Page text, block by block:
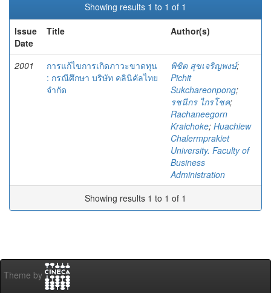
Showing results 1 to 1 of 1
Issue
Date
Title Author(s)
2001
การแก้ไขการเกิดภาวะขาดทุน
: กรณีศึกษา บริษัท คลินิคัลไทย
จำกัด
พิชิต สุขเจริญพงษ์;
Pichit
Sukchareonpong;
รชนีกร ไกรโชค;
Rachaneegorn
Kraichoke; Huachiew
Chalermprakiet
University. Faculty of
Business
Administration
Showing results 1 to 1 of 1
Theme by